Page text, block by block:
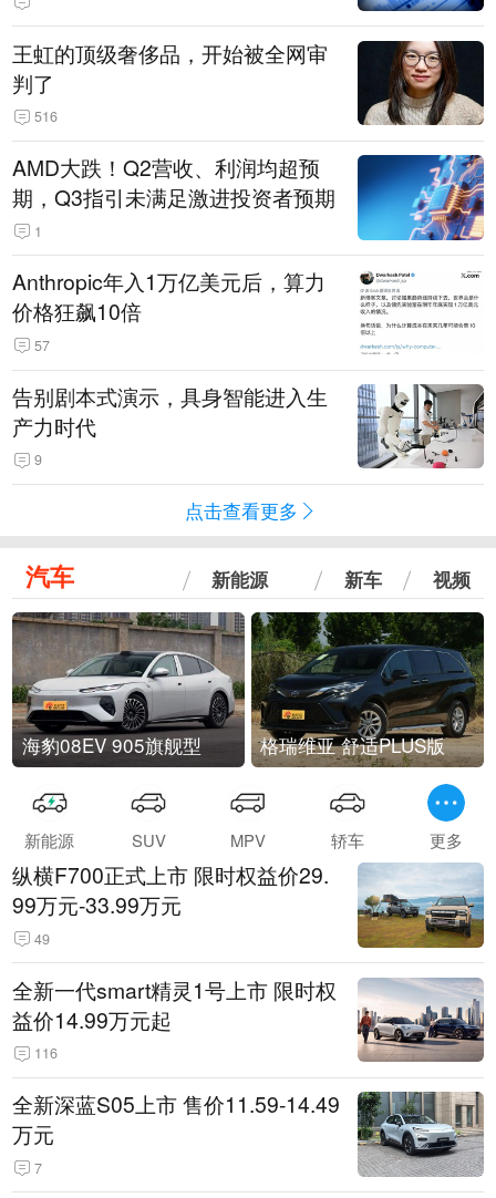
王虹的顶级奢侈品，开始被全网审
判了
516
AMD大跌！Q2营收、利润均超预
期，Q3指引未满足激进投资者预期
1
Anthropic年入1万亿美元后，算力
价格狂飙10倍
57
告别剧本式演示，具身智能进入生
产力时代
9
点击查看更多
汽车 新能源 新车 视频
海豹08EV 905旗舰型 格瑞维亚 舒适PLUS版
新能源 SUV MPV 轿车 更多
纵横F700正式上市 限时权益价29.
99万元-33.99万元
49
全新一代smart精灵1号上市 限时权
益价14.99万元起
116
全新深蓝S05上市 售价11.59-14.49
万元
7